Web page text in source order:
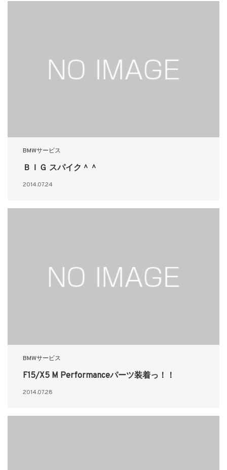
BMWサービス
ＢＩＧ スパイク＾＾
2014.07.24
BMWサービス
F15/X5 M Performanceパーツ装着っ！！
2014.07.28